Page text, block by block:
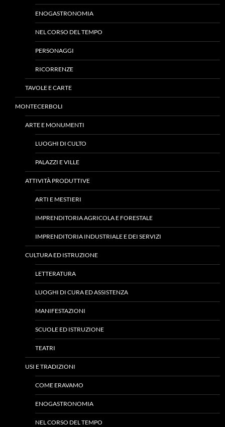
ENOGASTRONOMIA
NEL CORSO DEL TEMPO
PERSONAGGI
RICORRENZE
TAVOLE E CARTE
MONTECERBOLI
ARTE E MONUMENTI
LUOGHI DI CULTO
PALAZZI E VILLE
ATTIVITÀ PRODUTTIVE
ARTI E MESTIERI
IMPRENDITORIA AGRICOLA E FORESTALE
IMPRENDITORIA INDUSTRIALE E DEI SERVIZI
CULTURA ED ISTRUZIONE
LETTERATURA
LUOGHI DI CURA ED ASSISTENZA
MANIFESTAZIONI
SCUOLE ED ISTRUZIONE
TEATRI
USI E TRADIZIONI
COME ERAVAMO
ENOGASTRONOMIA
NEL CORSO DEL TEMPO